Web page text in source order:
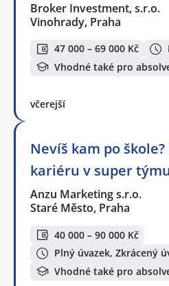
Broker Investment, s.r.o.
Vinohrady, Praha
47 000 – 69 000 Kč
Vhodné také pro
včerejší
Nevíš kam po
kariéru v super týmu
Anzu Marketing s.r.o.
Staré Město, Praha
40 000 – 90 000 Kč
Plný úvazek, Zkrácený
Vhodné také pro